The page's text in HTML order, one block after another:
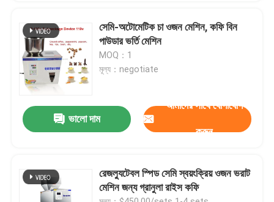
একটি উদ্ধৃতি অনুরোধ করুন
তরল ভরাট প্যাকেজিং মেশিন
প্যাকেজিং লেবেলিং মেশিন
স্বয়ংক্রিয় বোতল ক্যাপিং মেশিন
সেমি-অটোমেটিক চা ওজন মেশিন, কফি বিন
পাউডার ভর্তি মেশিন
MOQ：1
মূল্য：negotiate
ভালো দাম
আমাদের সাথে যোগাযোগ
করুন
রেজল্যুটেবল স্পিড সেমি স্বয়ংক্রিয় ওজন ভরাট
মেশিন জন্য গ্রানুলা রাইস কফি